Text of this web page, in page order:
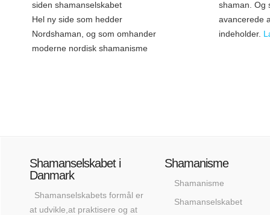
siden shamanselskabet
Hel ny side som hedder
Nordshaman, og som omhander
moderne nordisk shamanisme
shaman. Og
avancerede
indeholder.
Shamanselskabet i
Danmark
Shamanselskabets formål er
at udvikle,at praktisere og at
Shamanisme
Shamanisme
Shamanselskabet